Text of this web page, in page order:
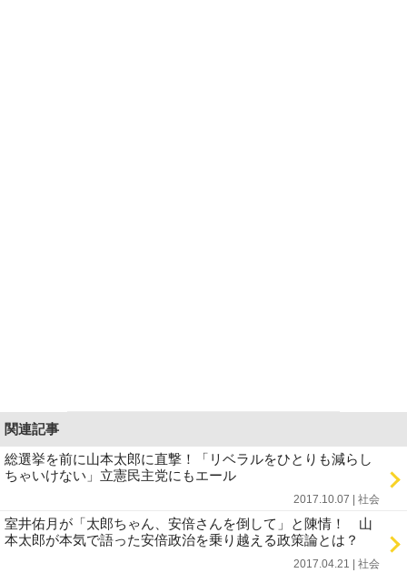
関連記事
総選挙を前に山本太郎に直撃！「リベラルをひとりも減らし
ちゃいけない」立憲民主党にもエール
2017.10.07 | 社会
室井佑月が「太郎ちゃん、安倍さんを倒して」と陳情！ 山
本太郎が本気で語った安倍政治を乗り越える政策論とは？
2017.04.21 | 社会